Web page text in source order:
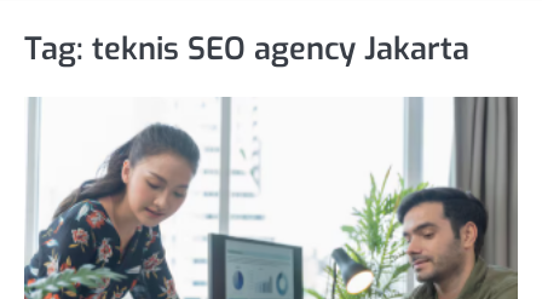
Tag: teknis SEO agency Jakarta